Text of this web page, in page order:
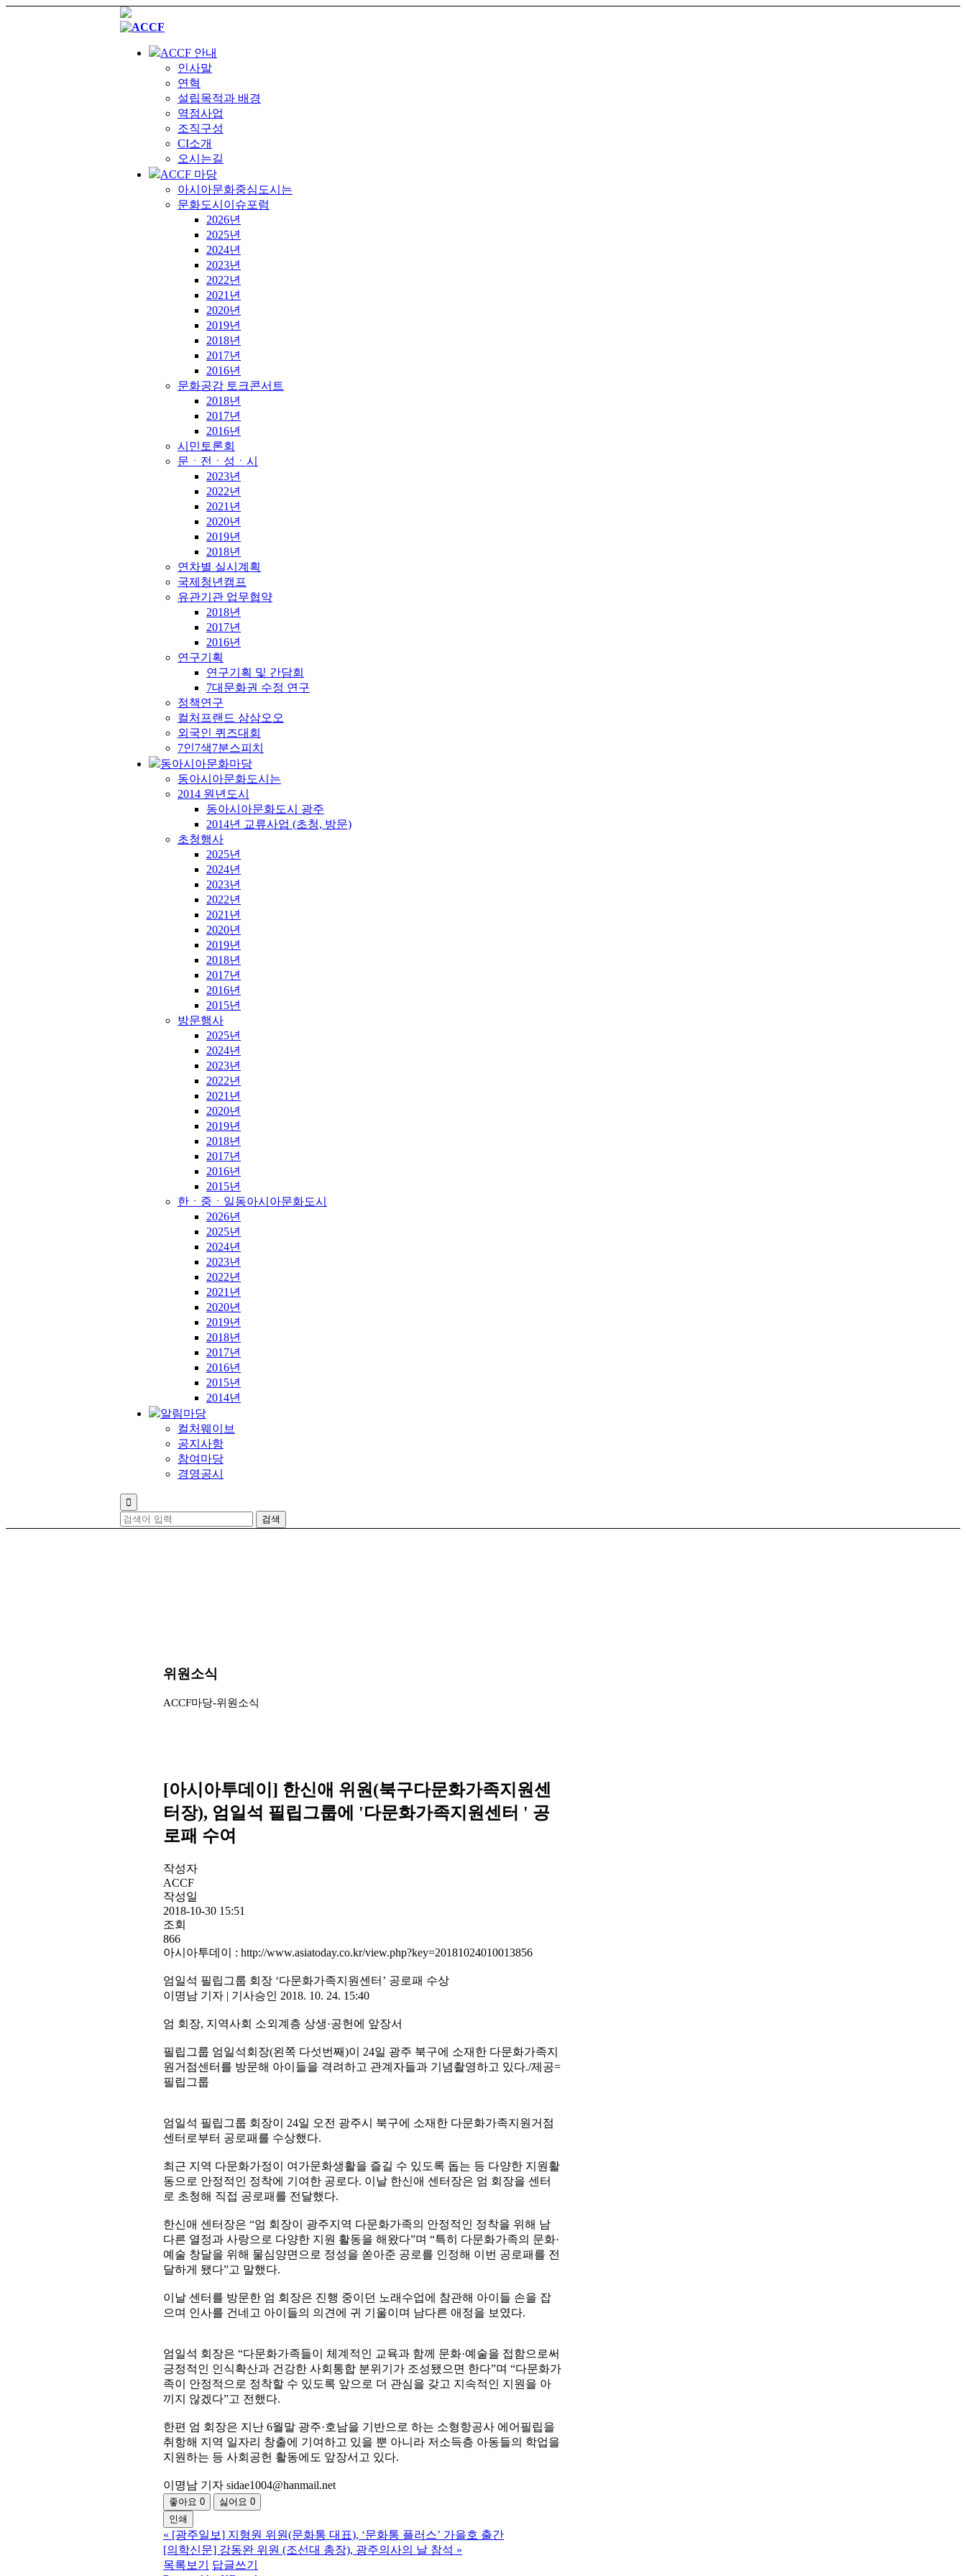
ACCF 안내
인사말
연혁
설립목적과 배경
역점사업
조직구성
CI소개
오시는길
ACCF 마당
아시아문화중심도시는
문화도시이슈포럼
2026년
2025년
2024년
2023년
2022년
2021년
2020년
2019년
2018년
2017년
2016년
문화공감 토크콘서트
2018년
2017년
2016년
시민토론회
문ㆍ전ㆍ성ㆍ시
2023년
2022년
2021년
2020년
2019년
2018년
연차별 실시계획
국제청년캠프
유관기관 업무협약
2018년
2017년
2016년
연구기획
연구기획 및 간담회
7대문화권 수정 연구
정책연구
컬처프랜드 삼삼오오
외국인 퀴즈대회
7인7색7분스피치
동아시아문화마당
동아시아문화도시는
2014 원년도시
동아시아문화도시 광주
2014년 교류사업 (초청, 방문)
초청행사
2025년
2024년
2023년
2022년
2021년
2020년
2019년
2018년
2017년
2016년
2015년
방문행사
2025년
2024년
2023년
2022년
2021년
2020년
2019년
2018년
2017년
2016년
2015년
한ㆍ중ㆍ일동아시아문화도시
2026년
2025년
2024년
2023년
2022년
2021년
2020년
2019년
2018년
2017년
2016년
2015년
2014년
알림마당
컬처웨이브
공지사항
참여마당
경영공시

위원소식
ACCF마당-위원소식
[아시아투데이] 한신애 위원(북구다문화가족지원센
터장), 엄일석 필립그룹에 '다문화가족지원센터 ' 공
로패 수여
작성자
ACCF
작성일
2018-10-30 15:51
조회
866
아시아투데이 : http://www.asiatoday.co.kr/view.php?key=20181024010013856
엄일석 필립그룹 회장 ‘다문화가족지원센터’ 공로패 수상
이명남 기자 | 기사승인 2018. 10. 24. 15:40
엄 회장, 지역사회 소외계층 상생·공헌에 앞장서
필립그룹 엄일석회장(왼쪽 다섯번째)이 24일 광주 북구에 소재한 다문화가족지
원거점센터를 방문해 아이들을 격려하고 관계자들과 기념촬영하고 있다./제공=
필립그룹
엄일석 필립그룹 회장이 24일 오전 광주시 북구에 소재한 다문화가족지원거점
센터로부터 공로패를 수상했다.
최근 지역 다문화가정이 여가문화생활을 즐길 수 있도록 돕는 등 다양한 지원활
동으로 안정적인 정착에 기여한 공로다. 이날 한신애 센터장은 엄 회장을 센터
로 초청해 직접 공로패를 전달했다.
한신애 센터장은 “엄 회장이 광주지역 다문화가족의 안정적인 정착을 위해 남
다른 열정과 사랑으로 다양한 지원 활동을 해왔다”며 “특히 다문화가족의 문화·
예술 창달을 위해 물심양면으로 정성을 쏟아준 공로를 인정해 이번 공로패를 전
달하게 됐다”고 말했다.
이날 센터를 방문한 엄 회장은 진행 중이던 노래수업에 참관해 아이들 손을 잡
으며 인사를 건네고 아이들의 의견에 귀 기울이며 남다른 애정을 보였다.
엄일석 회장은 “다문화가족들이 체계적인 교육과 함께 문화·예술을 접함으로써
긍정적인 인식확산과 건강한 사회통합 분위기가 조성됐으면 한다”며 “다문화가
족이 안정적으로 정착할 수 있도록 앞으로 더 관심을 갖고 지속적인 지원을 아
끼지 않겠다”고 전했다.
한편 엄 회장은 지난 6월말 광주·호남을 기반으로 하는 소형항공사 에어필립을
취항해 지역 일자리 창출에 기여하고 있을 뿐 아니라 저소득층 아동들의 학업을
지원하는 등 사회공헌 활동에도 앞장서고 있다.
이명남 기자 sidae1004@hanmail.net
좋아요 0 싫어요 0
인쇄
« [광주일보] 지형원 위원(문화통 대표), ‘문화통 플러스’ 가을호 출간
[의학신문] 강동완 위원 (조선대 총장), 광주의사의 날 참석 »
목록보기
답글쓰기